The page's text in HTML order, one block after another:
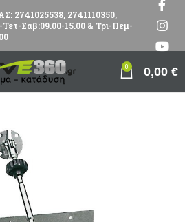
2741110350,
Σαβ:09.00-15.00 & Τρι-Πεμ-
0 0,00 €